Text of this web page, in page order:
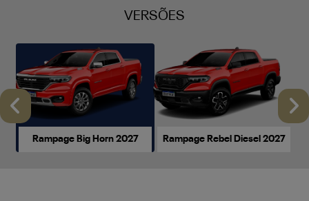
VERSÕES
Rampage Big Horn 2027 Rampage Rebel Diesel 2027
Anterior